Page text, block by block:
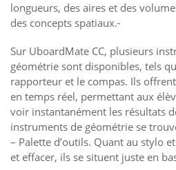
longueurs, des aires et des
des concepts spatiaux.
Sur UboardMate CC, plusieurs
géométrie sont disponibles, tels
rapporteur et le compas. Ils
en temps réel, permettant aux
voir instantanément les résultats
instruments de géométrie se
– Palette d’outils. Quant au stylo
et effacer, ils se situent juste en